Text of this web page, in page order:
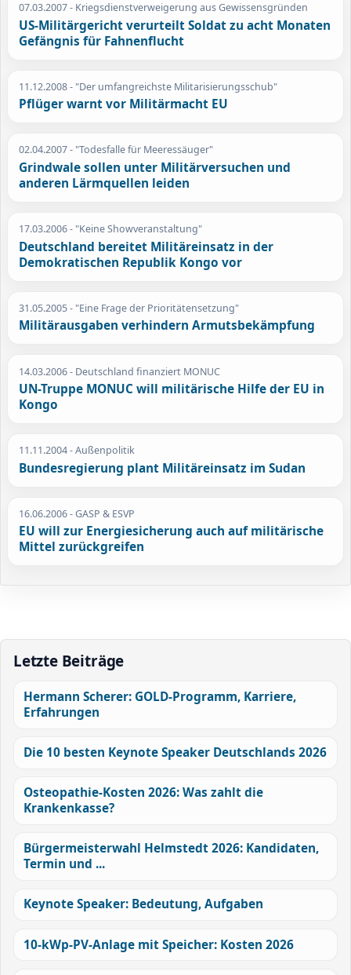
07.03.2007- Kriegsdienstverweigerung aus Gewissensgründen
US-Militärgericht verurteilt Soldat zu acht Monaten
Gefängnis für Fahnenflucht
11.12.2008- "Der umfangreichste Militarisierungsschub"
Pflüger warnt vor Militärmacht EU
02.04.2007- "Todesfalle für Meeressäuger"
Grindwale sollen unter Militärversuchen und
anderen Lärmquellen leiden
17.03.2006- "Keine Showveranstaltung"
Deutschland bereitet Militäreinsatz in der
Demokratischen Republik Kongo vor
31.05.2005- "Eine Frage der Prioritätensetzung"
Militärausgaben verhindern Armutsbekämpfung
14.03.2006- Deutschland finanziert MONUC
UN-Truppe MONUC will militärische Hilfe der EU in
Kongo
11.11.2004- Außenpolitik
Bundesregierung plant Militäreinsatz im Sudan
16.06.2006- GASP & ESVP
EU will zur Energiesicherung auch auf militärische
Mittel zurückgreifen
Letzte Beiträge
Hermann Scherer: GOLD-Programm, Karriere,
Erfahrungen
Die 10 besten Keynote Speaker Deutschlands 2026
Osteopathie-Kosten 2026: Was zahlt die
Krankenkasse?
Bürgermeisterwahl Helmstedt 2026: Kandidaten,
Termin und ...
Keynote Speaker: Bedeutung, Aufgaben
10-kWp-PV-Anlage mit Speicher: Kosten 2026